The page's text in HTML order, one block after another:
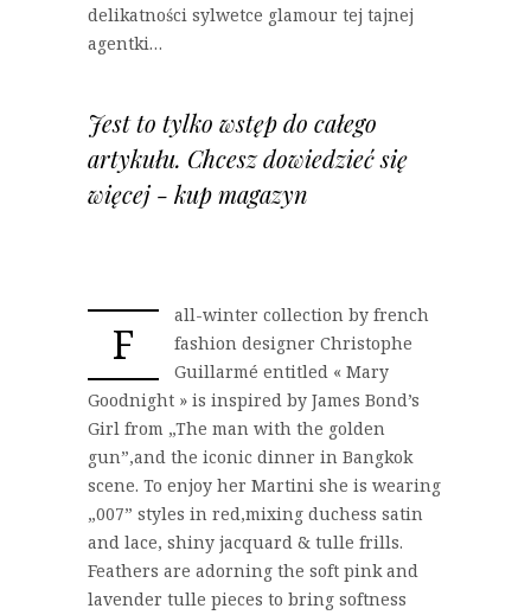
delikatności sylwetce glamour tej tajnej
agentki…
Jest to tylko wstęp do całego
artykułu. Chcesz dowiedzieć się
więcej - kup magazyn
F
all-winter collection by french
fashion designer Christophe
Guillarmé entitled « Mary
Goodnight » is inspired by James Bond’s
Girl from „The man with the golden
gun”,and the iconic dinner in Bangkok
scene. To enjoy her Martini she is wearing
„007” styles in red,mixing duchess satin
and lace, shiny jacquard & tulle frills.
Feathers are adorning the soft pink and
lavender tulle pieces to bring softness